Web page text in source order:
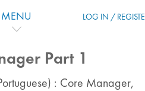
MENU LOG IN /
Part 1
: Core Manager,